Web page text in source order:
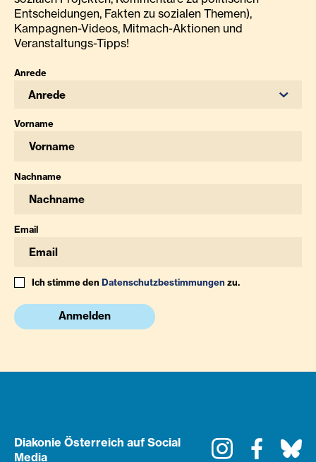
Entscheidungen, Fakten zu sozialen Themen),
Kampagnen-Videos, Mitmach-Aktionen und
Veranstaltungs-Tipps!
Anrede
Anrede
Vorname
Nachname
Email
Ich stimme denDatenschutzbestimmungenzu.
Anmelden
Diakonie Österreich auf Social
Media
Instagram